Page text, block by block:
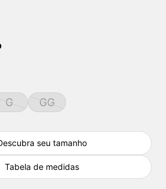
G GG
seu tamanho
Tabela de medidas